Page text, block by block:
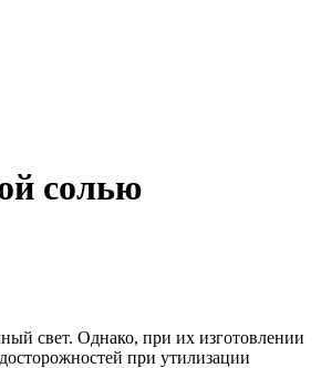
солью
свет. Однако, при их изготовлении
при утилизации